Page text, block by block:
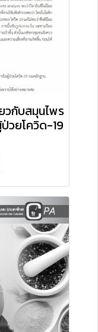
วกับสมุนไพร
วยโควิด-19